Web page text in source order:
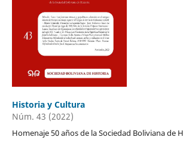
Historia y Cultura
Núm. 43 (2022)
Homenaje 50 años de la Sociedad Boliviana de